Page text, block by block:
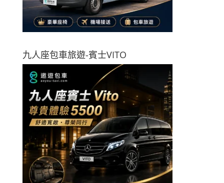
九人座包車旅遊-賓士VITO